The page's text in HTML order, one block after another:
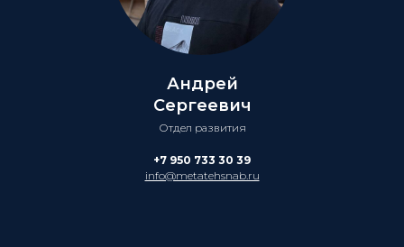
Андрей
Сергеевич
Отдел развития
+7 950 733 30 39
info@metatehsnab.ru